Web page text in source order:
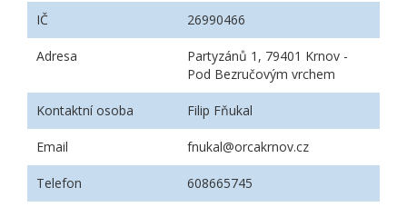
IČ 26990466
Adresa
Partyzánů 1, 79401 Krnov -
Pod Bezručovým vrchem
Kontaktní osoba Filip Fňukal
Email fnukal@orcakrnov.cz
Telefon 608665745